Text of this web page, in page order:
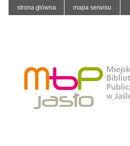
strona główna mapa serwisu